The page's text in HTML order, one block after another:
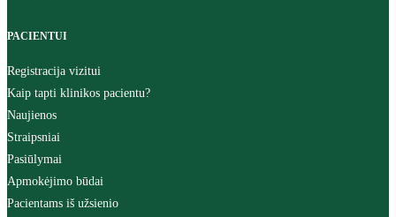
PACIENTUI
Registracija vizitui
Kaip tapti klinikos pacientu?
Naujienos
Straipsniai
Pasiūlymai
Apmokėjimo būdai
Pacientams iš užsienio